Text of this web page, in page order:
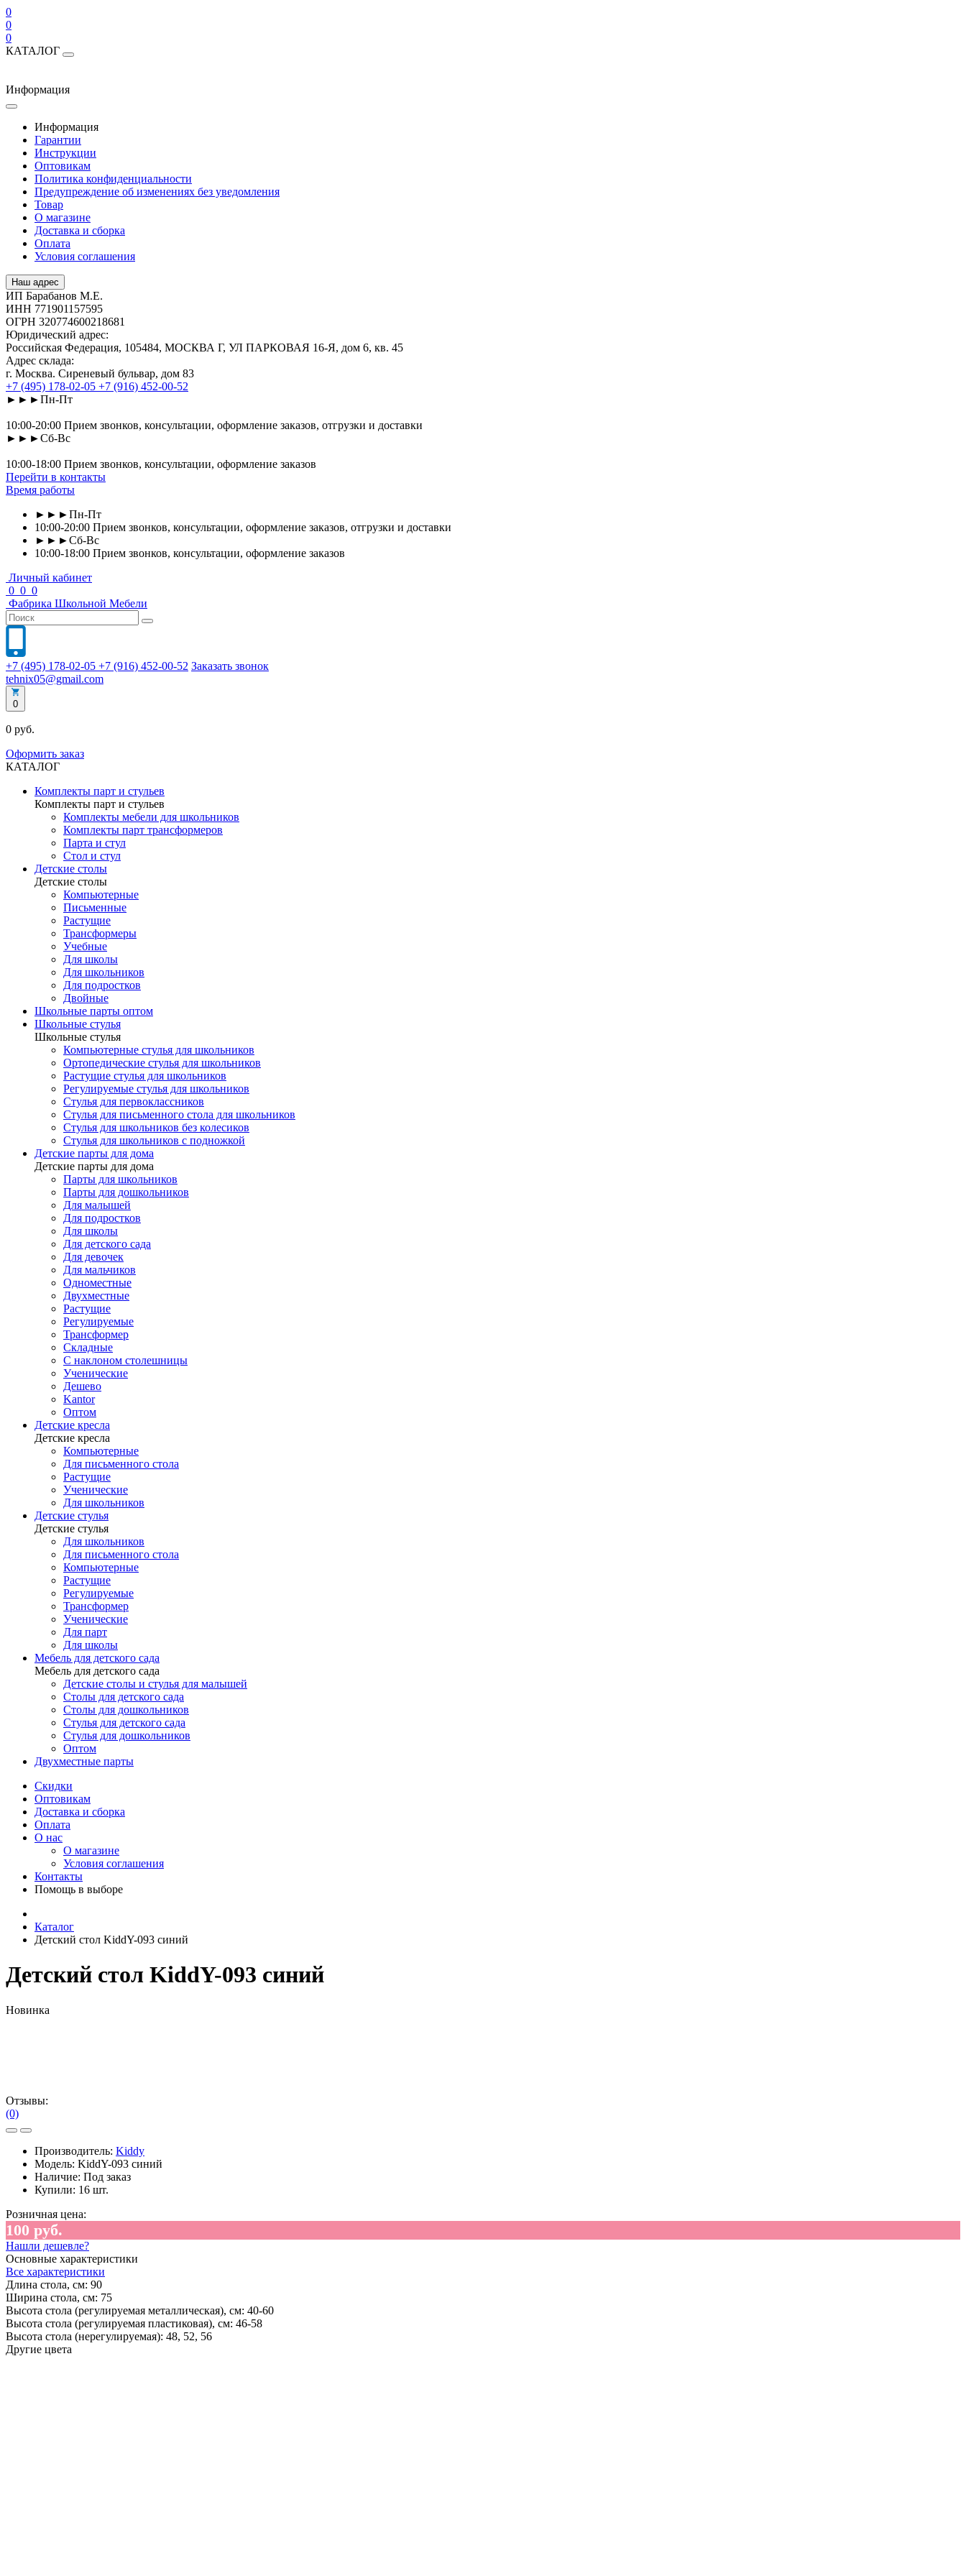
0
0
0
КАТАЛОГ
Информация
Информация
Гарантии
Инструкции
Оптовикам
Политика конфиденциальности
Предупреждение об изменениях без уведомления
Товар
О магазине
Доставка и сборка
Оплата
Условия соглашения
Наш адрес
ИП Барабанов М.Е.
ИНН 771901157595
ОГРН 320774600218681
Юридический адрес:
Российская Федерация, 105484, МОСКВА Г, УЛ ПАРКОВАЯ 16-Я, дом 6, кв. 45
Адрес склада:
г. Москва. Сиреневый бульвар, дом 83
+7 (495) 178-02-05 +7 (916) 452-00-52
►►►Пн-Пт
10:00-20:00 Прием звонков, консультации, оформление заказов, отгрузки и доставки
►►►Сб-Вс
10:00-18:00 Прием звонков, консультации, оформление заказов
Перейти в контакты
Время работы
►►►Пн-Пт
10:00-20:00 Прием звонков, консультации, оформление заказов, отгрузки и доставки
►►►Сб-Вс
10:00-18:00 Прием звонков, консультации, оформление заказов
Личный кабинет
0 0 0
Фабрика Школьной Мебели
+7 (495) 178-02-05 +7 (916) 452-00-52 Заказать звонок
tehnix05@gmail.com
0
0 руб.
Оформить заказ
КАТАЛОГ
Комплекты парт и стульев
Комплекты парт и стульев
Комплекты мебели для школьников
Комплекты парт трансформеров
Парта и стул
Стол и стул
Детские столы
Детские столы
Компьютерные
Письменные
Растущие
Трансформеры
Учебные
Для школы
Для школьников
Для подростков
Двойные
Школьные парты оптом
Школьные стулья
Школьные стулья
Компьютерные стулья для школьников
Ортопедические стулья для школьников
Растущие стулья для школьников
Регулируемые стулья для школьников
Стулья для первоклассников
Стулья для письменного стола для школьников
Стулья для школьников без колесиков
Стулья для школьников с подножкой
Детские парты для дома
Детские парты для дома
Парты для школьников
Парты для дошкольников
Для малышей
Для подростков
Для школы
Для детского сада
Для девочек
Для мальчиков
Одноместные
Двухместные
Растущие
Регулируемые
Трансформер
Складные
С наклоном столешницы
Ученические
Дешево
Kantor
Оптом
Детские кресла
Детские кресла
Компьютерные
Для письменного стола
Растущие
Ученические
Для школьников
Детские стулья
Детские стулья
Для школьников
Для письменного стола
Компьютерные
Растущие
Регулируемые
Трансформер
Ученические
Для парт
Для школы
Мебель для детского сада
Мебель для детского сада
Детские столы и стулья для малышей
Столы для детского сада
Столы для дошкольников
Стулья для детского сада
Стулья для дошкольников
Оптом
Двухместные парты
Скидки
Оптовикам
Доставка и сборка
Оплата
О нас
О магазине
Условия соглашения
Контакты
Помощь в выборе
Каталог
Детский стол KiddY-093 синий
Детский стол KiddY-093 синий
Новинка
Отзывы:
(0)
Производитель: Kiddy
Модель: KiddY-093 синий
Наличие: Под заказ
Купили: 16 шт.
Розничная цена:
100 руб.
Нашли дешевле?
Основные характеристики
Все характеристики
Длина стола, см: 90
Ширина стола, см: 75
Высота стола (регулируемая металлическая), см: 40-60
Высота стола (регулируемая пластиковая), см: 46-58
Высота стола (нерегулируемая): 48, 52, 56
Другие цвета